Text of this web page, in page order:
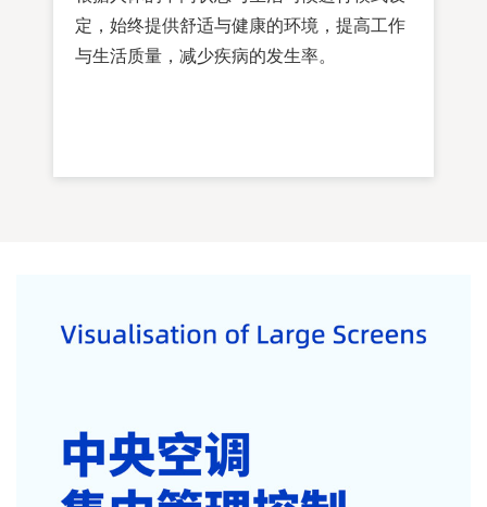
定，始终提供舒适与健康的环境，提高工作
与生活质量，减少疾病的发生率。